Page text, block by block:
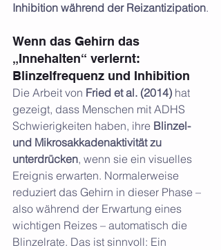
Inhibition während der Reizantizipation.
Wenn das Gehirn das
„Innehalten“ verlernt:
Blinzelfrequenz und Inhibition
Die Arbeit von Fried et al. (2014) hat
gezeigt, dass Menschen mit ADHS
Schwierigkeiten haben, ihre Blinzel-
und Mikrosakkadenaktivität zu
unterdrücken, wenn sie ein visuelles
Ereignis erwarten. Normalerweise
reduziert das Gehirn in dieser Phase –
also während der Erwartung eines
wichtigen Reizes – automatisch die
Blinzelrate. Das ist sinnvoll: Ein